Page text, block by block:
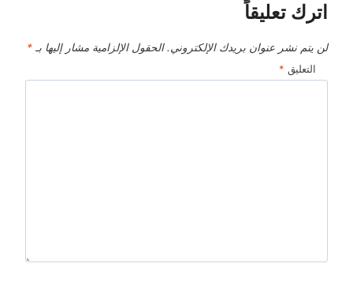
اترك تعليقاً
لن يتم نشر عنوان بريدك الإلكتروني. الحقول الإلزامية مشار إليها بـ *
التعليق *